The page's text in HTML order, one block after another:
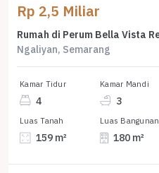
Rp 2,5 Miliar
Ngaliyan, Semarang
Kamar Tidur
4
Kamar Mandi
3
Luas Tanah
159 m²
Luas Bangunan
180 m²